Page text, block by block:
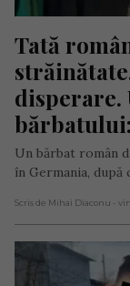
Tată
disperare.
Un bărbat român
în Germania, după
Scris de Mihai Diaconu -